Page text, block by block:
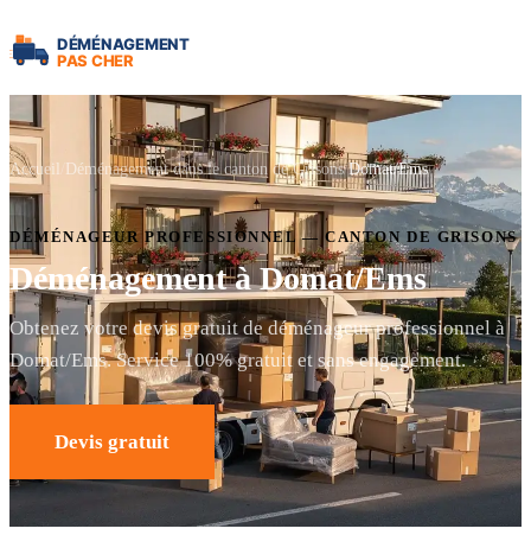
Accueil Déménagement dans le canton de Grisons Domat/Ems
DÉMÉNAGEUR PROFESSIONNEL — CANTON DE GRISONS
Déménagement à Domat/Ems
Obtenez votre devis gratuit de déménageur professionnel à
Domat/Ems. Service 100% gratuit et sans engagement.
Devis gratuit